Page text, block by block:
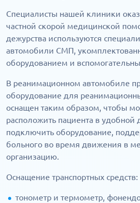
Специалисты нашей клиники
частной скорой медицинской
дежурства используются
автомобили СМП,
оборудованием и
В реанимационном автомобиле
оборудование для
оснащен таким образом, чтобы
расположить пациента в удобной
подключить оборудование,
больного во время движения в
организацию.
Оснащение транспортных средств:
тонометр и термометр,